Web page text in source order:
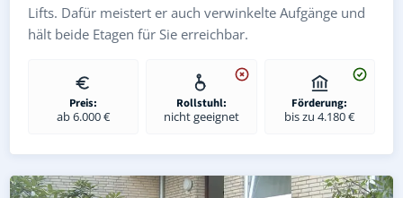
Lifts. Dafür meistert er auch verwinkelte Aufgänge und
hält beide Etagen für Sie erreichbar.
Preis:
ab 6.000 €
Rollstuhl:
nicht geeignet
Förderung:
bis zu 4.180 €
Wetterfester Plattformlift außen in Steinsdorf
Rollstuhl-Plattformlift in Steinsdorf (Landkreis Greiz) –